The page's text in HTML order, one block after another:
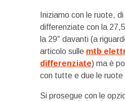
Iniziamo con le ruote,
differenziate con la
la 29″ davanti (a
articolo sulle mtb
differenziate) ma è
con tutte e due le ruote
Si prosegue con le